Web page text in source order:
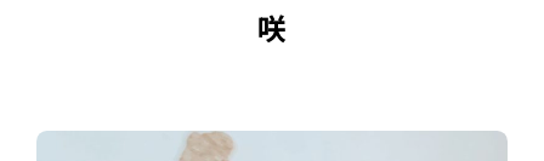
イベントレポート
咲